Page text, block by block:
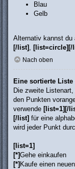
Blau
Gelb
Alternativ kannst du
[/list] , [list=circle][/
Nach oben
Eine sortierte Liste
Die zweite
den Punkten
verwende [list=1][/
[/list] für eine
wird jeder Punkt
[list=1]
[*]Gehe einkaufen
[*] Kaufe einen